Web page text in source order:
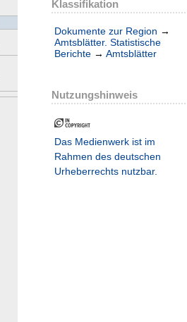
Klassifikation
Dokumente zur Region →
Amtsblätter. Statistische
Berichte → Amtsblätter
Nutzungshinweis
Das Medienwerk ist im
Rahmen des deutschen
Urheberrechts nutzbar.